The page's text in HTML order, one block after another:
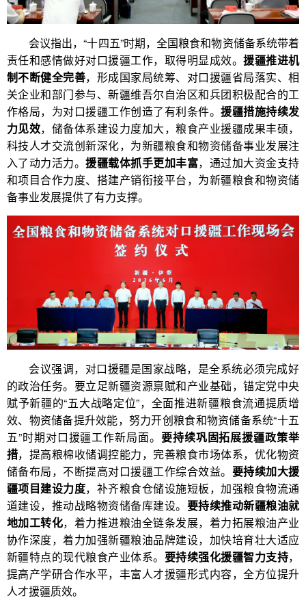
会议指出，“十四五”时期，全国粮食和物资储备系统带着
责任和感情做好对口援疆工作，取得明显成效。援疆推进机
制不断健全完善，形成国家局统筹、对口援疆省局落实、相
关企业和部门参与、新疆维吾尔自治区和兵团积极配合的工
作格局，为对口援疆工作创造了有利条件。援疆措施持续发
力见效，储备体系建设力度加大，粮食产业援疆成果丰硕，
科技人才交流创新深化，为新疆粮食和物资储备事业发展注
入了动力活力。援疆载体抓手更加丰富，通过加大资金支持
和项目合作力度、搭建产销衔接平台，为新疆粮食和物资储
备事业发展提供了有力支撑。
会议强调，对口援疆是国家战略，是全系统必须完成好
的政治任务。要立足新疆资源禀赋和产业基础，锚定党中央
赋予新疆的“五大战略定位”，全面推进新疆粮食流通提质增
效、物资储备提升效能，努力开创粮食和物资储备系统“十五
五”时期对口援疆工作新局面。 要持续巩固拓展援疆政策举
措，提高粮棉收储调控能力，完善粮食市场体系，优化物资
储备布局，不断提高对口援疆工作综合效益。 要持续加大援
疆项目建设力度，补齐粮食仓储设施短板，加强粮食物流通
道建设，推动战略物资储备库建设。 要持续推动新疆粮油就
地加工转化，着力推进粮油全链条发展，着力拓展粮油产业
协作深度，着力加强新疆粮油品牌建设，加快培育壮大适应
新疆特点的现代粮食产业体系。 要持续强化援疆智力支持，
提高产学研合作水平，丰富人才援疆形式内容，全方位提升
人才援疆质效。